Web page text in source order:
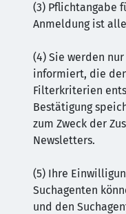
(3) Pflichtangabe
Anmeldung ist
(4) Sie werden
informiert, die
Filterkriterien
Bestätigung
zum Zweck der
Newsletters.
(5) Ihre
Suchagenten
und den